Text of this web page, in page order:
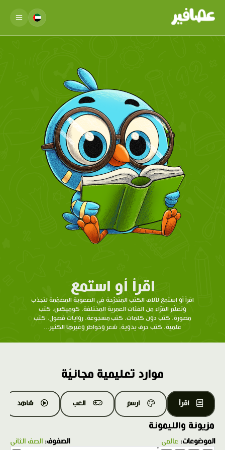
اقرأ أو استمع
اقرأ أو استمع لآلاف الكتب المتدرّحة في الصعوبة المصمّمة لتجذب
وتعلّم القرّاء من الفئات العمرية المختلفة. كوميكس، كتب
مصورة، كتب دون كلمات، كتب مسجوعة، روايات فصول، كتب
علمية، كتب حرف يدوية، شعر وخواطر وغيرها الكثير...
موارد تعليمية مجانيّة
اقرأ ارسم العب شاهد
مزيونة والليمونة
الموضوعات: عالمي الصفوف: الصف الثاني